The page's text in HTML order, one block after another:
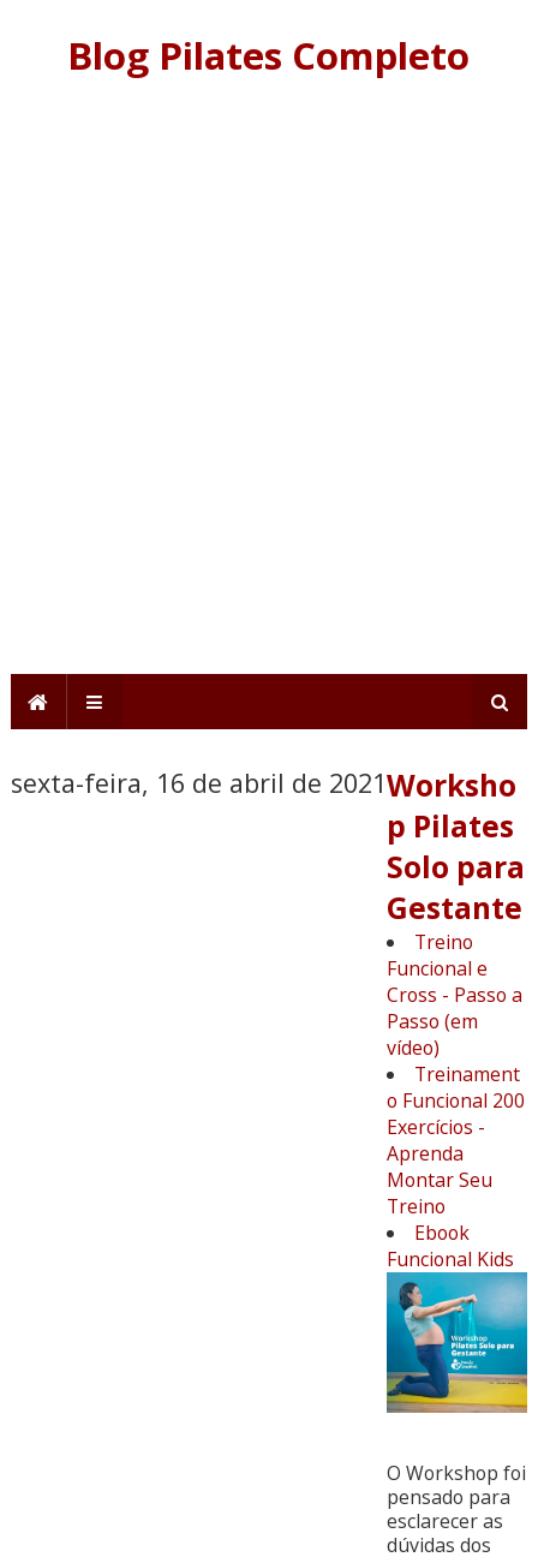
Blog Pilates Completo
sexta-feira, 16 de abril de 2021Worksho
p Pilates
Solo para
Gestante
Treino
Funcional e
Cross - Passo a
Passo (em
vídeo)
Treinament
o Funcional 200
Exercícios -
Aprenda
Montar Seu
Treino
Ebook
Funcional Kids
O Workshop foi
pensado para
esclarecer as
dúvidas dos